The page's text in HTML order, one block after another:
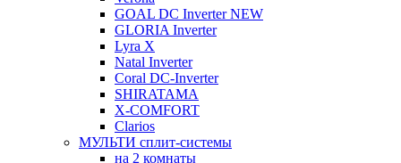
GOAL DC Inverter NEW
GLORIA Inverter
Lyra X
Natal Inverter
Coral DC-Inverter
SHIRATAMA
X-COMFORT
Clarios
МУЛЬТИ сплит-системы
на 2 комнаты